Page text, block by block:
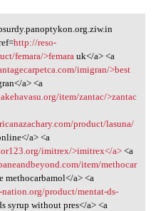
http://reso-
femara/>femara uk</a> <a
imigran/>best
a> <a
item/zantac/>zantac
product/lasuna/
a> <a
imitrex/>imitrex</a><a
item/methocar
methocarbamol</a> <a
product/mentat-ds-
syrup without pres</a> <a